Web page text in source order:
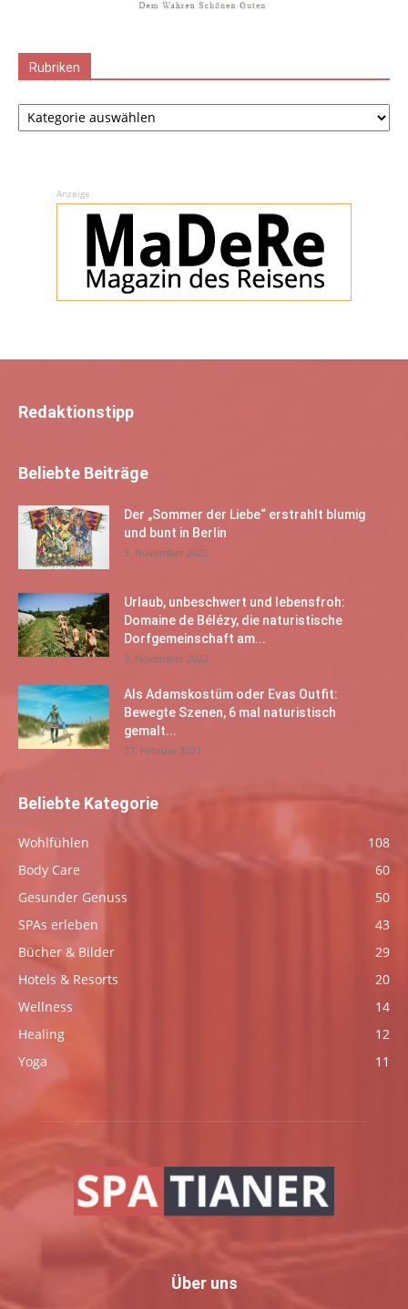
Rubriken
Rubriken
Anzeige
Redaktionstipp
Beliebte Beiträge
Der „Sommer der Liebe“ erstrahlt blumig
und bunt in Berlin
3. November 2022
Urlaub, unbeschwert und lebensfroh:
Domaine de Bélézy, die naturistische
Dorfgemeinschaft am...
3. November 2022
Als Adamskostüm oder Evas Outfit:
Bewegte Szenen, 6 mal naturistisch
gemalt...
27. Februar 2021
Beliebte Kategorie
Wohlfühlen
108
Body Care
60
Gesunder Genuss
50
SPAs erleben
43
Bücher & Bilder
29
Hotels & Resorts
20
Wellness
14
Healing
12
Yoga
11
Über uns